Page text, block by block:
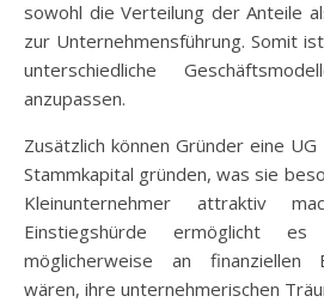
sowohl die Verteilung der Anteile
zur Unternehmensführung. Somit
unterschiedliche
anzupassen.
Zusätzlich können Gründer eine
Stammkapital gründen, was sie
Kleinunternehmer attraktiv
Einstiegshürde ermöglicht
möglicherweise an finanziellen
wären, ihre unternehmerischen